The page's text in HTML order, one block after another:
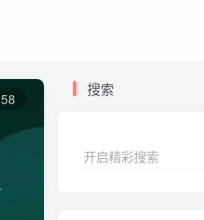
搜索
开启精彩搜索